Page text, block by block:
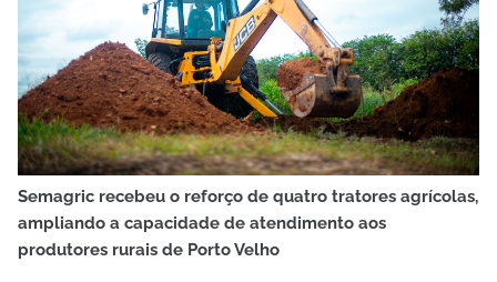
Semagric recebeu o reforço de quatro tratores agrícolas,
ampliando a capacidade de atendimento aos
produtores rurais de Porto Velho